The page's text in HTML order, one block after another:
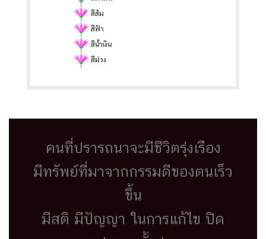
สีส้ม
สีฟ้า
สีน้ำเงิน
สีม่วง
คนที่ปรารถนาจะมีชีวิตรุ่งเรือง
มีทรัพย์ที่มาจากกรรมดีของตนเร็ว
ขึ้น
มีสติ มีปัญญา ในการแก้ไข ปิด